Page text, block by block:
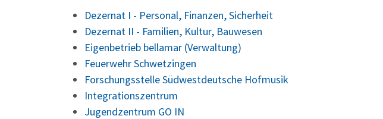
Dezernat I - Personal, Finanzen, Sicherheit
Dezernat II - Familien, Kultur, Bauwesen
Eigenbetrieb bellamar (Verwaltung)
Feuerwehr Schwetzingen
Forschungsstelle Südwestdeutsche Hofmusik
Integrationszentrum
Jugendzentrum GO IN